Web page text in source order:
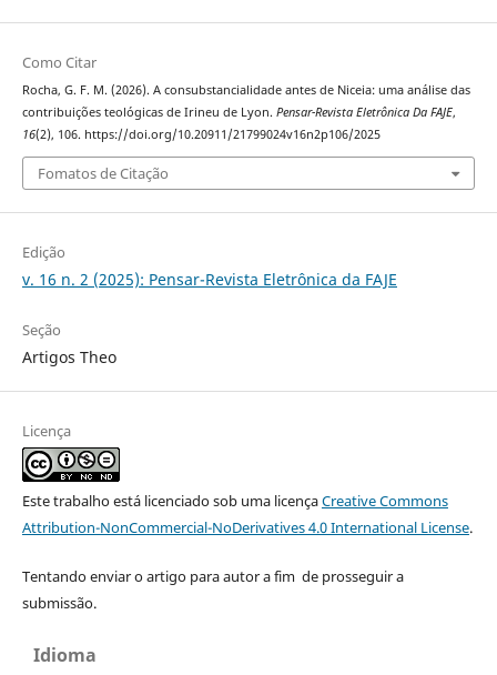
Como Citar
Rocha, G. F. M. (2026). A consubstancialidade antes de Niceia: uma análise das
contribuições teológicas de Irineu de Lyon. Pensar-Revista Eletrônica Da FAJE,
16(2), 106. https://doi.org/10.20911/21799024v16n2p106/2025
Fomatos de Citação
Edição
v. 16 n. 2 (2025): Pensar-Revista Eletrônica da FAJE
Seção
Artigos Theo
Licença
Este trabalho está licenciado sob uma licençaCreative Commons
Attribution-NonCommercial-NoDerivatives 4.0 International License.
Tentando enviar o artigo para autor a fim de prosseguir a
submissão.
Idioma